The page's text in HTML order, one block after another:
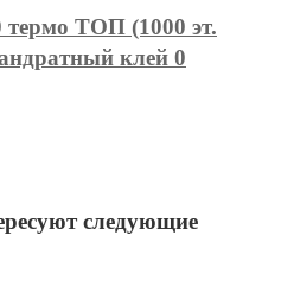
термо ТОП (1000 эт.
клей 0
следующие